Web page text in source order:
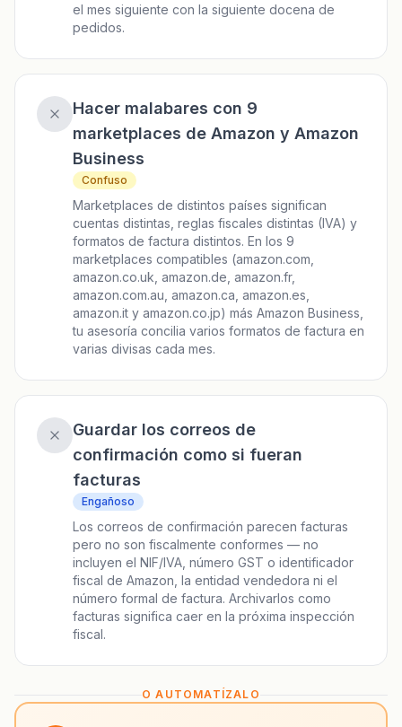
el mes siguiente con la siguiente docena de
pedidos.
Hacer malabares con 9
marketplaces de Amazon y Amazon
Business
Confuso
Marketplaces de distintos países significan
cuentas distintas, reglas fiscales distintas (IVA) y
formatos de factura distintos. En los 9
marketplaces compatibles (amazon.com,
amazon.co.uk, amazon.de, amazon.fr,
amazon.com.au, amazon.ca, amazon.es,
amazon.it y amazon.co.jp) más Amazon Business,
tu asesoría concilia varios formatos de factura en
varias divisas cada mes.
Guardar los correos de
confirmación como si fueran
facturas
Engañoso
Los correos de confirmación parecen facturas
pero no son fiscalmente conformes — no
incluyen el NIF/IVA, número GST o identificador
fiscal de Amazon, la entidad vendedora ni el
número formal de factura. Archivarlos como
facturas significa caer en la próxima inspección
fiscal.
O AUTOMATÍZALO